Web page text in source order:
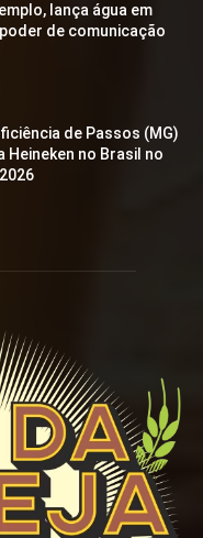
lança água em
de comunicação
de Passos (MG)
Heineken no Brasil no